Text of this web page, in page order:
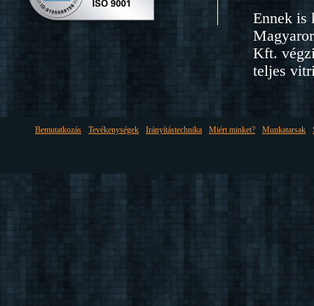
Ennek is
Kft.
teljes
Bemutatkozás Tevékenységek Irányítástechnika Miért minket? Munkatarsak